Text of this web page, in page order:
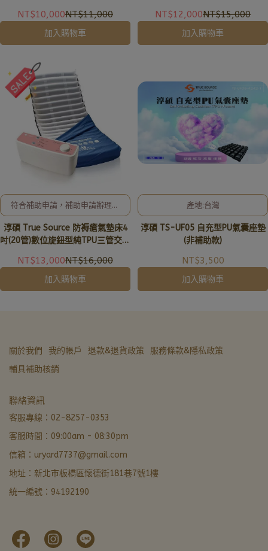
NT$10,000NT$11,000
加入購物車
NT$12,000NT$15,000
加入購物車
符合補助申請，補助申請辦理及
相關事宜、歡迎洽詢02-8257-
0353或加入亞德官方LINE ID:
@uryard，謝謝。
淳碩 True Source 防褥瘡氣墊床4
吋(20管)數位旋鈕型純TPU三管交替
NT$13,000NT$16,000
加入購物車
產地:台灣
淳碩 TS-UF05 自充型PU氣囊座墊
(非補助款)
NT$3,500
加入購物車
關於我們 我的帳戶 退款&退貨政策
服務條款&隱私政策
輔具補助核銷
聯絡資訊
客服專線：02-8257-0353
客服時間：09:00am - 08:30pm
信箱：uryard7737@gmail.com
地址：新北市板橋區懷德街181巷7號1樓
統一編號：94192190
最快回覆